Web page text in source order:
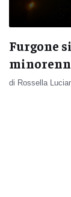
Furgone
di Rossella